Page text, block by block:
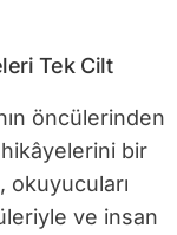
Tek Cilt
öncülerinden
bir
ve insan